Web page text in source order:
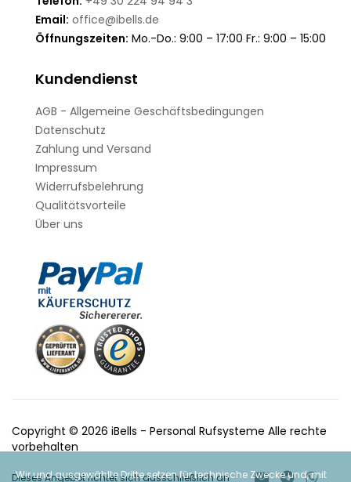
Wir und ausgewählte Dritte setzen für technische Zwecke und, mit
Email: office@ibells.de
Öffnungszeiten: Mo.-Do.: 9:00 – 17:00 Fr.: 9:00 – 15:00
Kundendienst
AGB - Allgemeine Geschäftsbedingungen
Datenschutz
Zahlung und Versand
Impressum
Widerrufsbelehrung
Qualitätsvorteile
Über uns
Copyright © 2026 iBells - Personal Rufsysteme Alle rechte
vorbehalten
Dieses Angebot richtet sich ausschließlich an